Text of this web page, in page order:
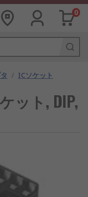
0
/ ICソケット
ット, DIP,